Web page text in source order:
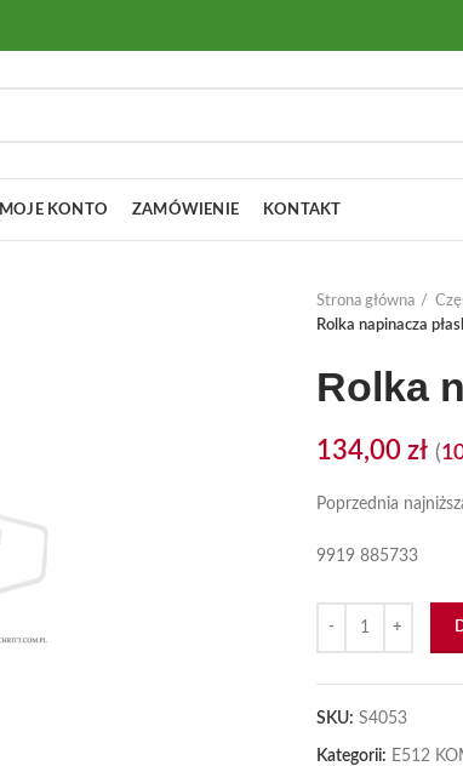
MOJE KONTO ZAMÓWIENIE KONTAKT
Strona główna
Rolka napinacza
Rolka
134,00 zł (
Poprzednia
9919 885733
SKU: S4053
Kategorii: E512